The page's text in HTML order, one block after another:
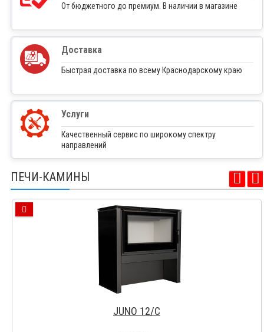
От бюджетного до премиум. В наличии в магазине
Доставка
Быстрая доставка по всему Краснодарскому краю
Услуги
Качественный сервис по широкому спектру
направлений
ПЕЧИ-КАМИНЫ
JUNO 12/C